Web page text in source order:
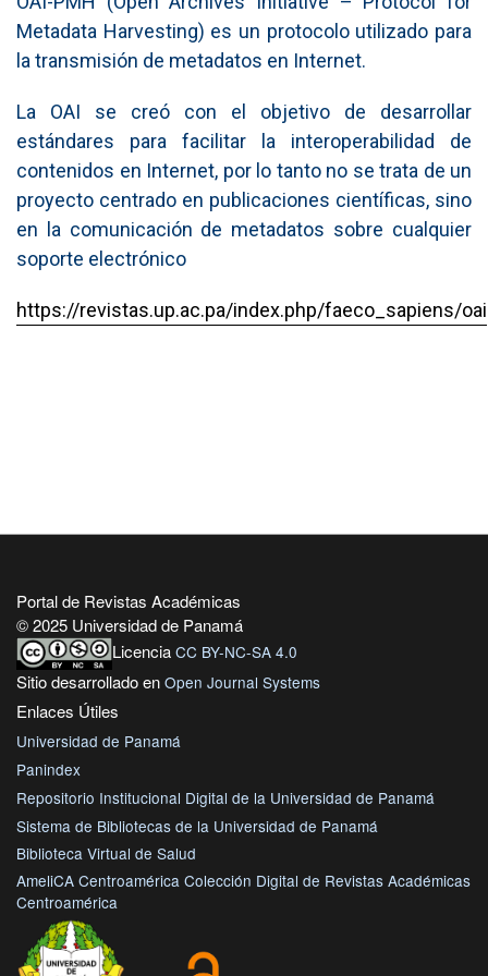
Metadata Harvesting) es un protocolo utilizado para
la transmisión de metadatos en Internet.
La OAI se creó con el objetivo de desarrollar
estándares para facilitar la interoperabilidad de
contenidos en Internet, por lo tanto no se trata de un
proyecto centrado en publicaciones científicas, sino
en la comunicación de metadatos sobre cualquier
soporte electrónico
https://revistas.up.ac.pa/index.php/faeco_sapiens/oai
Portal de Revistas Académicas
© 2025 Universidad de Panamá
Licencia CC BY-NC-SA 4.0
Sitio desarrollado en Open Journal Systems
Enlaces Útiles
Universidad de Panamá
Panindex
Repositorio Institucional Digital de la Universidad de Panamá
Sistema de Bibliotecas de la Universidad de Panamá
Biblioteca Virtual de Salud
AmeliCA Centroamérica Colección Digital de Revistas Académicas
Centroamérica